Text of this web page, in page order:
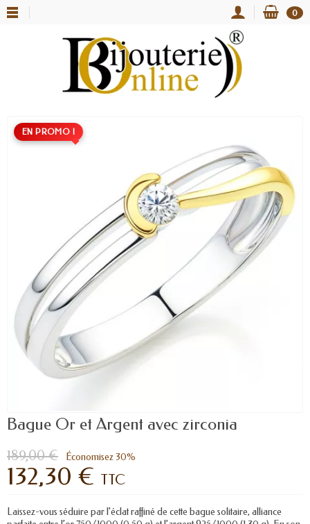
0
EN PROMO !
Bague Or et Argent avec zirconia
189,00 € Économisez 30%
132,30 € TTC
Laissez-vous séduire par l’éclat raffiné de cette bague solitaire, alliance